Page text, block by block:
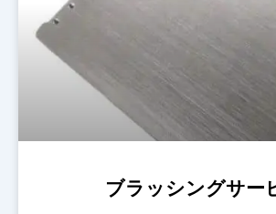
ブラッシングサー